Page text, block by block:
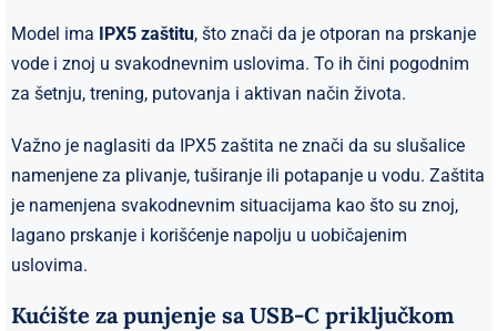
Model ima IPX5 zaštitu, što znači da je otporan na prskanje
vode i znoj u svakodnevnim uslovima. To ih čini pogodnim
za šetnju, trening, putovanja i aktivan način života.
Važno je naglasiti da IPX5 zaštita ne znači da su slušalice
namenjene za plivanje, tuširanje ili potapanje u vodu. Zaštita
je namenjena svakodnevnim situacijama kao što su znoj,
lagano prskanje i korišćenje napolju u uobičajenim
uslovima.
Kućište za punjenje sa USB-C priključkom